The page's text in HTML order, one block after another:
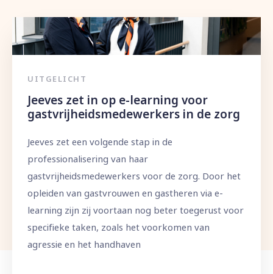
UITGELICHT
Jeeves zet in op e-learning voor
gastvrijheidsmedewerkers in de zorg
Jeeves zet een volgende stap in de
professionalisering van haar
gastvrijheidsmedewerkers voor de zorg. Door het
opleiden van gastvrouwen en gastheren via e-
learning zijn zij voortaan nog beter toegerust voor
specifieke taken, zoals het voorkomen van
agressie en het handhaven